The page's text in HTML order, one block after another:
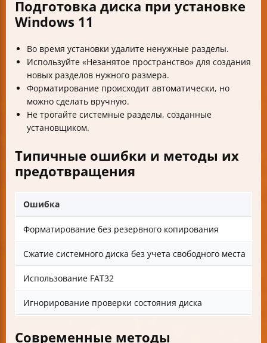
Подготовка диска при установке
Windows 11
Во время установки удалите ненужные разделы.
Используйте «Незанятое пространство» для создания
новых разделов нужного размера.
Форматирование происходит автоматически, но
можно сделать вручную.
Не трогайте системные разделы, созданные
установщиком.
Типичные ошибки и методы их
предотвращения
Ошибка
Форматирование без резервного копирования
Сжатие системного диска без учета свободного места
Использование FAT32
Игнорирование проверки состояния диска
Современные методы